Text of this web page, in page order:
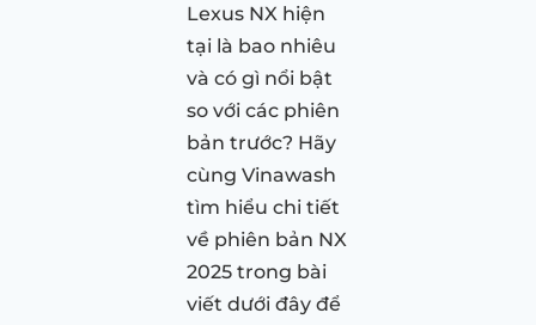
Lexus NX hiện
tại là bao nhiêu
và có gì nổi bật
so với các phiên
bản trước? Hãy
cùng Vinawash
tìm hiểu chi tiết
về phiên bản NX
2025 trong bài
viết dưới đây để